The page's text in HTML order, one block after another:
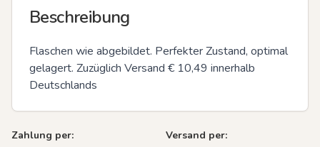
Beschreibung
Flaschen wie abgebildet. Perfekter Zustand, optimal
gelagert. Zuzüglich Versand € 10,49 innerhalb
Deutschlands
Zahlung per:
Versand per: